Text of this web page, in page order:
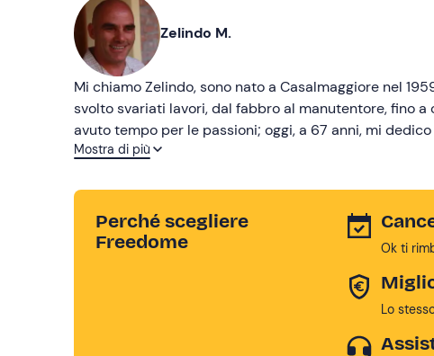
Zelindo M.
Mi chiamo Zelindo, sono nato a Casalmaggiore nel
svolto svariati lavori, dal fabbro al manutentore, fino
avuto tempo per le passioni; oggi, a 67 anni, mi
scoperta del territorio tra Po' e Oglio.
Mostra di più
Perché scegliere
Freedome
Ok ti
Lo